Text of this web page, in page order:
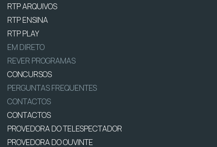
RTP ARQUIVOS
RTP ENSINA
RTP PLAY
EM DIRETO
REVER PROGRAMAS
CONCURSOS
PERGUNTAS FREQUENTES
CONTACTOS
CONTACTOS
PROVEDORA DO TELESPECTADOR
PROVEDORA DO OUVINTE